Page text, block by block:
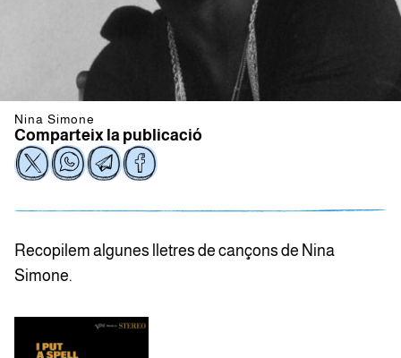
Nina Simone
Comparteix la publicació
Recopilem algunes lletres de cançons de Nina
Simone.